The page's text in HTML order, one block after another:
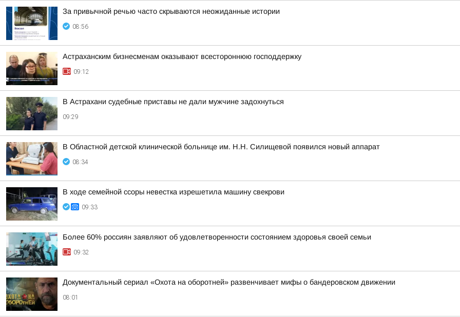
За привычной речью часто скрываются неожиданные истории
08:56
Астраханским бизнесменам оказывают всестороннюю господдержку
09:12
В Астрахани судебные приставы не дали мужчине задохнуться
09:29
В Областной детской клинической больнице им. Н.Н. Силищевой появился новый аппарат
08:34
В ходе семейной ссоры невестка изрешетила машину свекрови
09:33
Более 60% россиян заявляют об удовлетворенности состоянием здоровья своей семьи
09:32
Документальный сериал «Охота на оборотней» развенчивает мифы о бандеровском движении
08:01